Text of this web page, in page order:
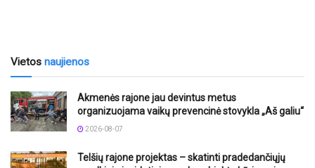
Vietos naujienos
Akmenės rajone jau devintus metus
organizuojama vaikų prevencinė stovykla „Aš galiu“
2026-08-07
Telšių rajone projektas – skatinti pradedančiųjų